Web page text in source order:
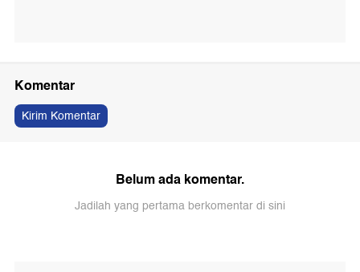
Komentar
Kirim Komentar
Belum ada komentar.
Jadilah yang pertama berkomentar di sini